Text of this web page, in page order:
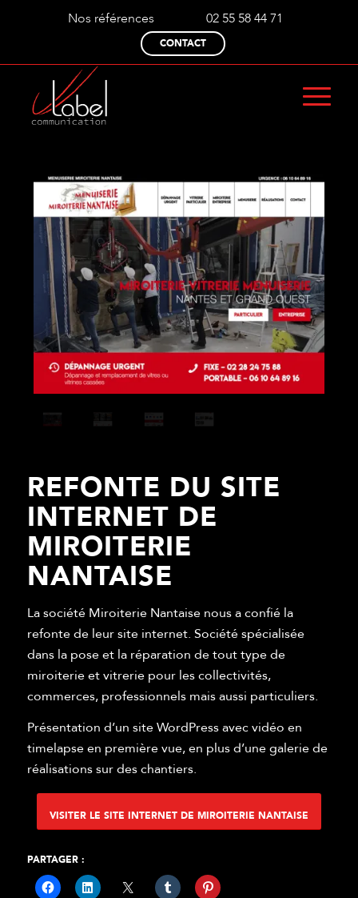
Nos références 02 55 58 44 71
CONTACT
REFONTE DU SITE
INTERNET DE
MIROITERIE
NANTAISE
La société Miroiterie Nantaise nous a confié la
refonte de leur site internet. Société spécialisée
dans la pose et la réparation de tout type de
miroiterie et vitrerie pour les collectivités,
commerces, professionnels mais aussi particuliers.
Présentation d’un site WordPress avec vidéo en
timelapse en première vue, en plus d’une galerie de
réalisations sur des chantiers.
VISITER LE SITE INTERNET DE MIROITERIE NANTAISE
PARTAGER :